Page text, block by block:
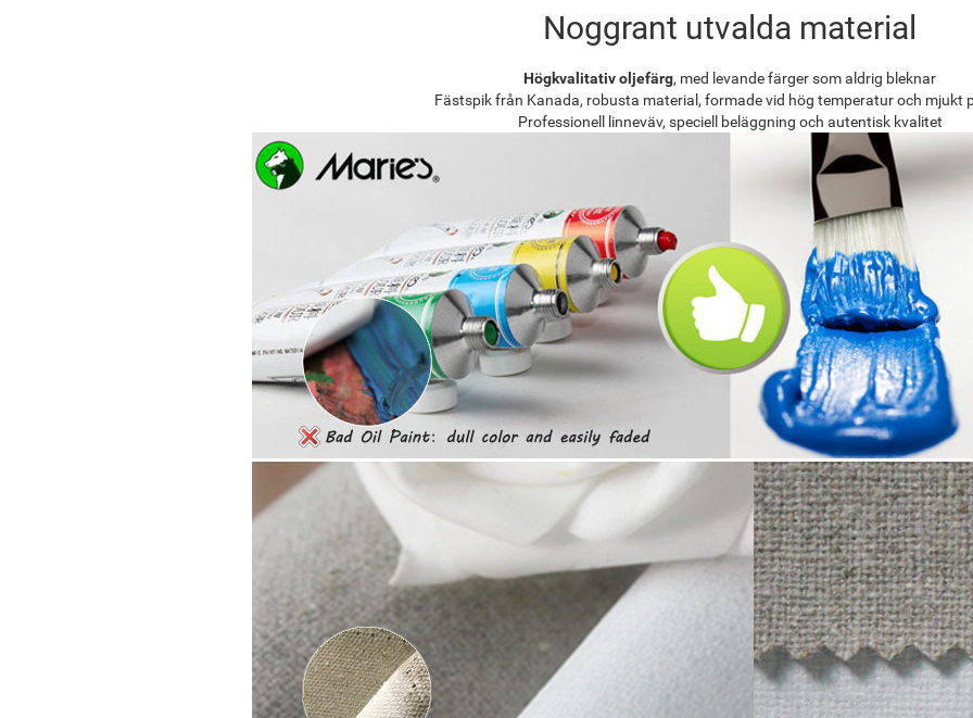
Noggrant utvalda material
Högkvalitativ oljefärg, med levande färger som aldrig bleknar
Fästspik från Kanada, robusta material, formade vid hög temperatur och mjukt
Professionell linneväv, speciell beläggning och autentisk kvalitet